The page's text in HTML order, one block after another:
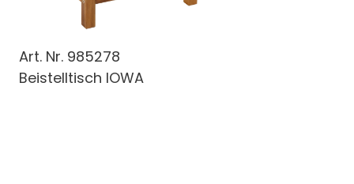
Art. Nr. 985278
Beistelltisch IOWA